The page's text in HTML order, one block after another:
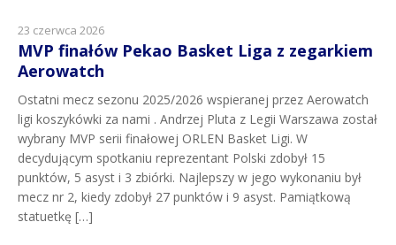
23 czerwca 2026
MVP finałów Pekao Basket Liga z zegarkiem
Aerowatch
Ostatni mecz sezonu 2025/2026 wspieranej przez Aerowatch
ligi koszykówki za nami . Andrzej Pluta z Legii Warszawa został
wybrany MVP serii finałowej ORLEN Basket Ligi. W
decydującym spotkaniu reprezentant Polski zdobył 15
punktów, 5 asyst i 3 zbiórki. Najlepszy w jego wykonaniu był
mecz nr 2, kiedy zdobył 27 punktów i 9 asyst. Pamiątkową
statuetkę […]